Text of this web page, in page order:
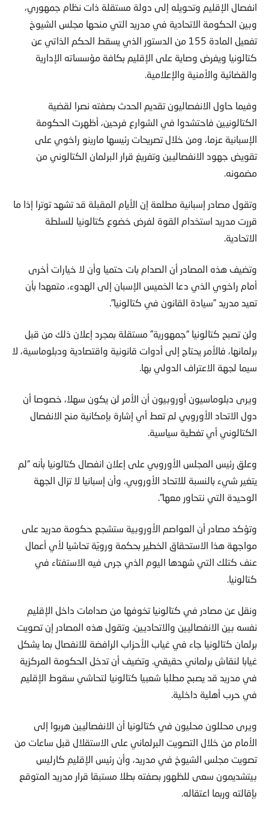
انفصال الإقليم وتحويله إلى دولة مستقلة ذات نظام جمهوري،
وبين الحكومة الاتحادية في مدريد التي منحها مجلس الشيوخ
تفعيل المادة 155 من الدستور الذي يسقط الحكم الذاتي عن
كتالونيا ويفرض وصاية على الإقليم بكافة مؤسساته الإدارية
والقضائية والأمنية والإعلامية.
وفيما حاول الانفصاليون تقديم الحدث بصفته نصرا لقضية
الكتالونيين فاحتشدوا في الشوارع فرحين، أظهرت الحكومة
الإسبانية عزما، ومن خلال تصريحات رئيسها مارينو راخوي على
تقويض جهود الانفصاليين وتفريغ قرار البرلمان الكتالوني من
مضمونه.
وتقول مصادر إسبانية مطلعة إن الأيام المقبلة قد تشهد توترا إذا ما
قررت مدريد استخدام القوة لفرض خضوع كتالونيا للسلطة
الاتحادية.
وتضيف هذه المصادر أن الصدام بات حتميا وأن لا خيارات أخرى
أمام راخوي الذي دعا الخميس الإسبان إلى الهدوء، متعهدا بأن
تعيد مدريد ”سيادة القانون في كتالونيا”.
ولن تصبح كتالونيا “جمهورية” مستقلة بمجرد إعلان ذلك من قبل
برلمانها، فالأمر يحتاج إلى أدوات قانونية واقتصادية ودبلوماسية، لا
سيما لجهة الاعتراف الدولي بها.
ويرى دبلوماسيون أوروبيون أن الأمر لن يكون سهلا، خصوصا أن
دول الاتحاد الأوروبي لم تعط أي إشارة بإمكانية منح الانفصال
الكتالوني أي تغطية سياسية.
وعلق رئيس المجلس الأوروبي على إعلان انفصال كتالونيا بأنه “لم
يتغير شيء بالنسبة للاتحاد الأوروبي، وأن إسبانيا لا تزال الجهة
الوحيدة التي نتحاور معها”.
وتؤكد مصادر أن العواصم الأوروبية ستشجع حكومة مدريد على
مواجهة هذا الاستحقاق الخطير بحكمة ورويّة تحاشيا لأي أعمال
عنف كتلك التي شهدها اليوم الذي جرى فيه الاستفتاء في
كتالونيا.
ونقل عن مصادر في كتالونيا تخوفها من صدامات داخل الإقليم
نفسه بين الانفصاليين والاتحاديين. وتقول هذه المصادر إن تصويت
برلمان كتالونيا جاء في غياب الأحزاب الرافضة للانفصال بما يشكل
غيابا لنقاش برلماني حقيقي. وتضيف أن تدخل الحكومة المركزية
في مدريد قد يصبح مطلبا شعبيا كتالونيا لتحاشي سقوط الإقليم
في حرب أهلية داخلية.
ويرى محللون محليون في كتالونيا أن الانفصاليين هربوا إلى
الأمام من خلال التصويت البرلماني على الاستقلال قبل ساعات من
تصويت مجلس الشيوخ في مدريد، وأن رئيس الإقليم كارليس
بيتشديمون سعى للظهور بصفته بطلا مستبقا قرار مدريد المتوقع
بإقالته وربما اعتقاله.